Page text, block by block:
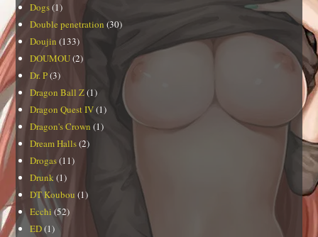
Dogs(1)
Double penetration (30)
Doujin (133)
DOUMOU(2)
Dr. P(3)
Dragon Ball Z(1)
Dragon Quest IV(1)
Dragon's Crown (1)
Dream Halls(2)
Drogas(11)
Drunk(1)
DT Koubou (1)
Ecchi (52)
ED(1)